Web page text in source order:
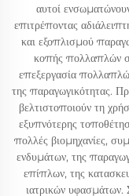
αυτοί
επιτρέποντας
και εξοπλισμού
κοπής πολλαπλών
επεξεργασία
της παραγωγικότητας.
βελτιστοποιούν τη
εξυπνότερης
πολλές βιομηχανίες,
ενδυμάτων, της
επίπλων, της
ιατρικών υφασμάτων.